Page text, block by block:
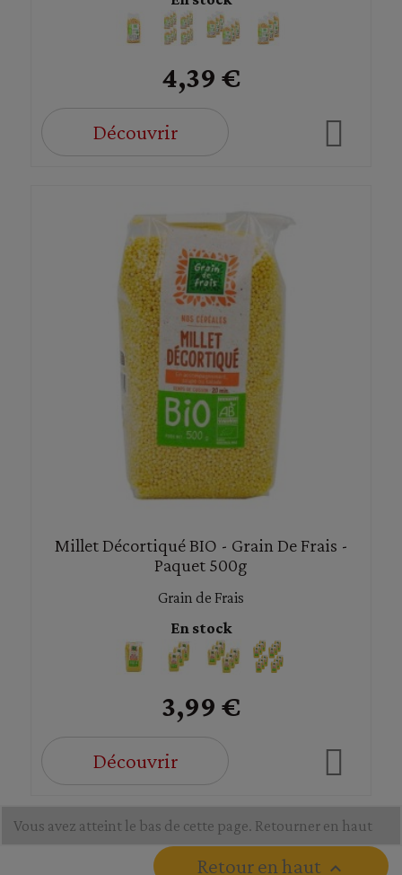
4,39 €
Découvrir
Millet Décortiqué BIO - Grain De Frais -
Paquet 500g
Grain de Frais
En stock
3,99 €
Découvrir
Vous avez atteint le bas de cette page. Retourner en haut
Retour en haut 